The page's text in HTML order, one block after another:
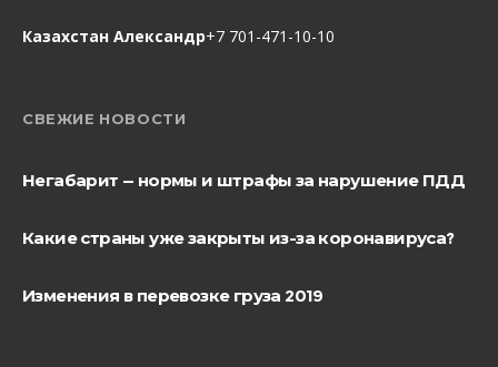
Казахстан Александр+7 701-471-10-10
СВЕЖИЕ НОВОСТИ
Негабарит — нормы и штрафы за нарушение ПДД
Какие страны уже закрыты из-за коронавируса?
Изменения в перевозке груза 2019